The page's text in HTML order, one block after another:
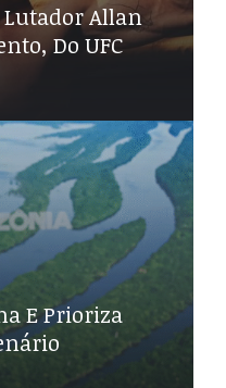
Lutador Allan
Do UFC
E Prioriza